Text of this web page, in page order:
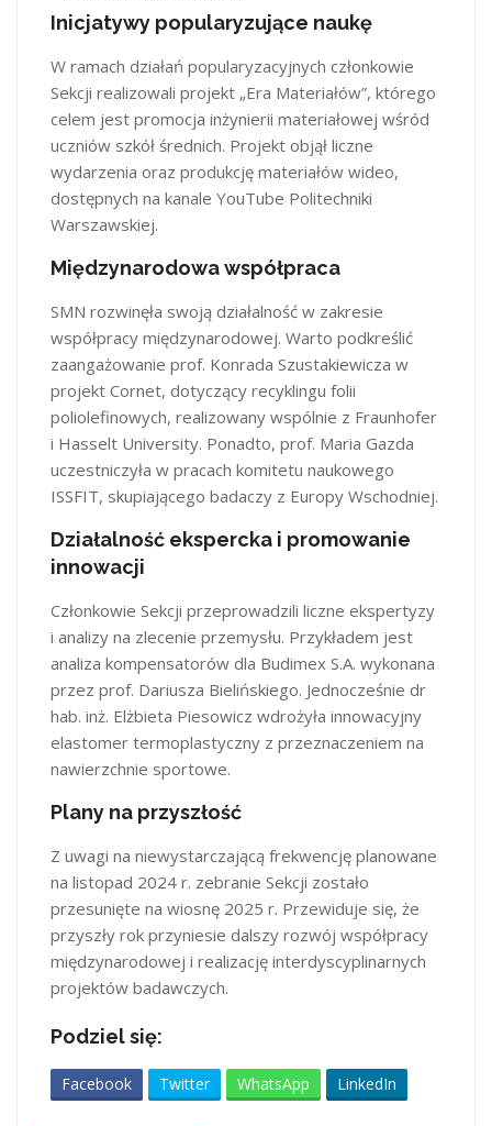
Inicjatywy popularyzujące naukę
W ramach działań popularyzacyjnych członkowie
Sekcji realizowali projekt „Era Materiałów”, którego
celem jest promocja inżynierii materiałowej wśród
uczniów szkół średnich. Projekt objął liczne
wydarzenia oraz produkcję materiałów wideo,
dostępnych na kanale YouTube Politechniki
Warszawskiej.
Międzynarodowa współpraca
SMN rozwinęła swoją działalność w zakresie
współpracy międzynarodowej. Warto podkreślić
zaangażowanie prof. Konrada Szustakiewicza w
projekt Cornet, dotyczący recyklingu folii
poliolefinowych, realizowany wspólnie z Fraunhofer
i Hasselt University. Ponadto, prof. Maria Gazda
uczestniczyła w pracach komitetu naukowego
ISSFIT, skupiającego badaczy z Europy Wschodniej.
Działalność ekspercka i promowanie
innowacji
Członkowie Sekcji przeprowadzili liczne ekspertyzy
i analizy na zlecenie przemysłu. Przykładem jest
analiza kompensatorów dla Budimex S.A. wykonana
przez prof. Dariusza Bielińskiego. Jednocześnie dr
hab. inż. Elżbieta Piesowicz wdrożyła innowacyjny
elastomer termoplastyczny z przeznaczeniem na
nawierzchnie sportowe.
Plany na przyszłość
Z uwagi na niewystarczającą frekwencję planowane
na listopad 2024 r. zebranie Sekcji zostało
przesunięte na wiosnę 2025 r. Przewiduje się, że
przyszły rok przyniesie dalszy rozwój współpracy
międzynarodowej i realizację interdyscyplinarnych
projektów badawczych.
Podziel się:
Facebook Twitter WhatsApp LinkedIn